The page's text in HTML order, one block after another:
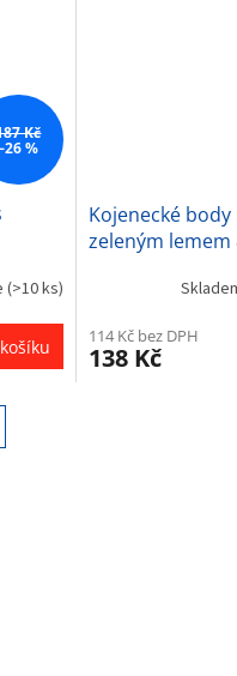
Kč
%
(>10 ks)
Kojenecké body
zeleným lemem
114 Kč bez DPH
138 Kč